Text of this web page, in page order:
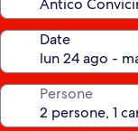
Date
Persone